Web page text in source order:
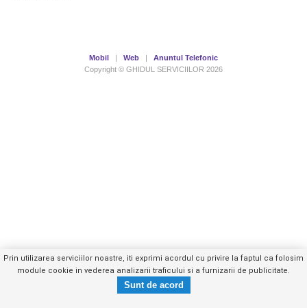
Trimite mesaj privat
Mobil | Web | Anuntul Telefonic
Copyright © GHIDUL SERVICIILOR 2026
Prin utilizarea serviciilor noastre, iti exprimi acordul cu privire la faptul ca folosim
module cookie in vederea analizarii traficului si a furnizarii de publicitate.